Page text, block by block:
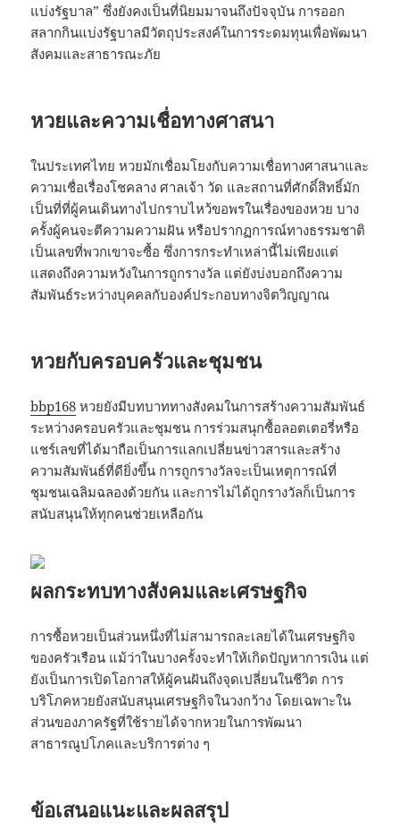
แบ่งรัฐบาล” ซึ่งยังคงเป็นที่นิยมมาจนถึงปัจจุบัน การออก
สลากกินแบ่งรัฐบาลมีวัตถุประสงค์ในการระดมทุนเพื่อพัฒนา
สังคมและสาธารณะภัย
หวยและความเชื่อทางศาสนา
ในประเทศไทย หวยมักเชื่อมโยงกับความเชื่อทางศาสนาและ
ความเชื่อเรื่องโชคลาง ศาลเจ้า วัด และสถานที่ศักดิ์สิทธิ์มัก
เป็นที่ที่ผู้คนเดินทางไปกราบไหว้ขอพรในเรื่องของหวย บาง
ครั้งผู้คนจะตีความความฝัน หรือปรากฏการณ์ทางธรรมชาติ
เป็นเลขที่พวกเขาจะซื้อ ซึ่งการกระทำเหล่านี้ไม่เพียงแต่
แสดงถึงความหวังในการถูกรางวัล แต่ยังบ่งบอกถึงความ
สัมพันธ์ระหว่างบุคคลกับองค์ประกอบทางจิตวิญญาณ
หวยกับครอบครัวและชุมชน
bbp168 หวยยังมีบทบาททางสังคมในการสร้างความสัมพันธ์
ระหว่างครอบครัวและชุมชน การร่วมสนุกซื้อลอตเตอรี่หรือ
แชร์เลขที่ได้มาถือเป็นการแลกเปลี่ยนข่าวสารและสร้าง
ความสัมพันธ์ที่ดียิ่งขึ้น การถูกรางวัลจะเป็นเหตุการณ์ที่
ชุมชนเฉลิมฉลองด้วยกัน และการไม่ได้ถูกรางวัลก็เป็นการ
สนับสนุนให้ทุกคนช่วยเหลือกัน
ผลกระทบทางสังคมและเศรษฐกิจ
การซื้อหวยเป็นส่วนหนึ่งที่ไม่สามารถละเลยได้ในเศรษฐกิจ
ของครัวเรือน แม้ว่าในบางครั้งจะทำให้เกิดปัญหาการเงิน แต่
ยังเป็นการเปิดโอกาสให้ผู้คนฝันถึงจุดเปลี่ยนในชีวิต การ
บริโภคหวยยังสนับสนุนเศรษฐกิจในวงกว้าง โดยเฉพาะใน
ส่วนของภาครัฐที่ใช้รายได้จากหวยในการพัฒนา
สาธารณูปโภคและบริการต่าง ๆ
ข้อเสนอแนะและผลสรุป